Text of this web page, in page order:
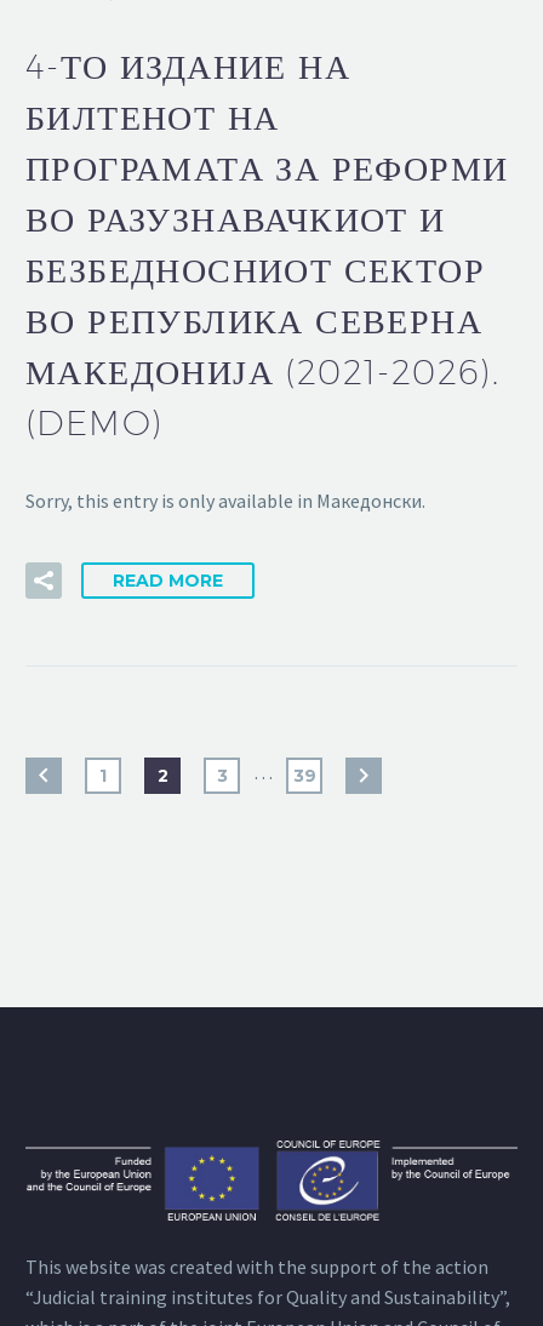
4-ТО ИЗДАНИЕ НА
БИЛТЕНОТ НА
ПРОГРАМАТА ЗА РЕФОРМИ
ВО РАЗУЗНАВАЧКИОТ И
БЕЗБЕДНОСНИОТ СЕКТОР
ВО РЕПУБЛИКА СЕВЕРНА
МАКЕДОНИЈА (2021-2026).
(DEMO)
Sorry, this entry is only available in Македонски.
READ MORE
1 2 3 … 39
This website was created with the support of the action
“Judicial training institutes for Quality and Sustainability”,